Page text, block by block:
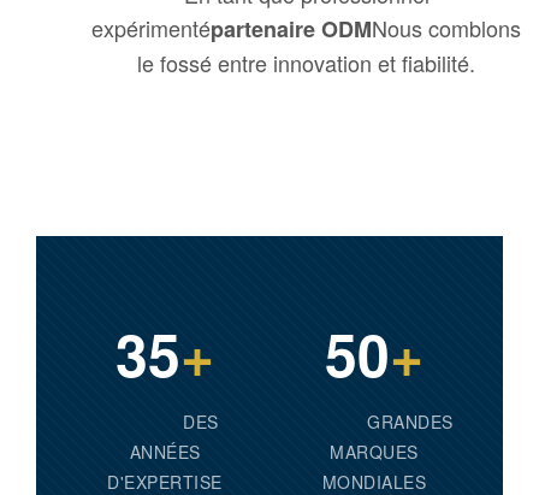
expérimentépartenaire ODMNous comblons
le fossé entre innovation et fiabilité.
35+
DES
ANNÉES
D'EXPERTISE
50+
GRANDES
MARQUES
MONDIALES